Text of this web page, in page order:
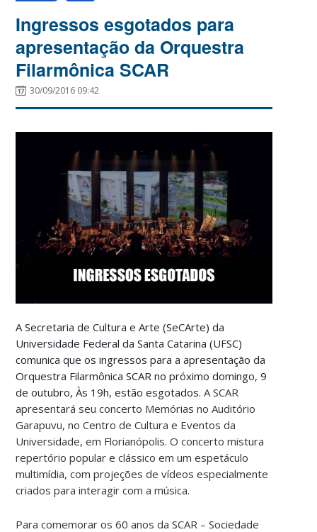
Ingressos esgotados para
apresentação da Orquestra
Filarmônica SCAR
30/09/2016 09:42
A Secretaria de Cultura e Arte (SeCArte) da
Universidade Federal da Santa Catarina (UFSC)
comunica que os ingressos para a apresentação da
Orquestra Filarmônica SCAR no próximo domingo, 9
de outubro, Às 19h, estão esgotados.A SCAR
apresentará seu concerto Memórias no Auditório
Garapuvu, no Centro de Cultura e Eventos da
Universidade, em Florianópolis. O concerto mistura
repertório popular e clássico em um espetáculo
multimídia, com projeções de vídeos especialmente
criados para interagir com a música.
Para comemorar os 60 anos da SCAR – Sociedade